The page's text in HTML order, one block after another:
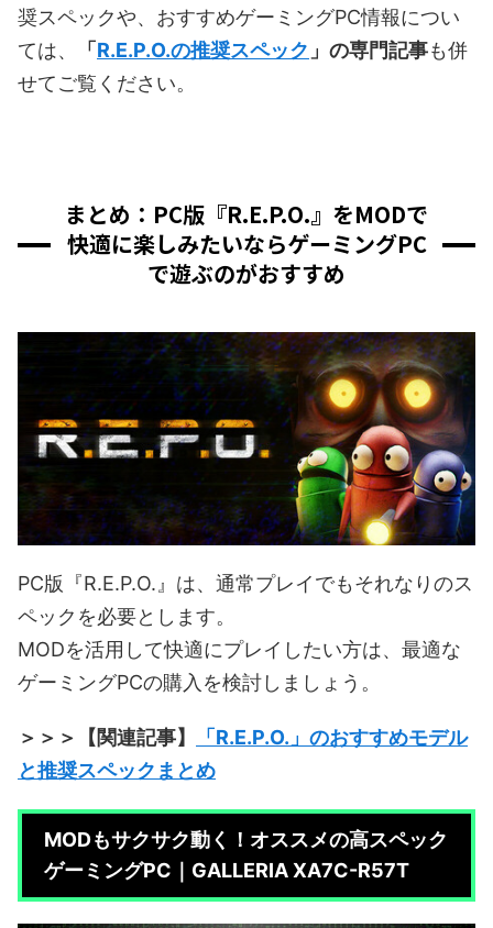
奨スペックや、おすすめゲーミングPC情報につい
ては、
「R.E.P.O.の推奨スペック 」の専門記事も併
せてご覧ください。
まとめ：PC版『R.E.P.O.』をMODで
快適に楽しみたいならゲーミングPC
で遊ぶのがおすすめ
PC版『R.E.P.O.』は、通常プレイでもそれなりのス
ペックを必要とします。
MODを活用して快適にプレイしたい方は、最適な
ゲーミングPCの購入を検討しましょう。
＞＞＞【関連記事】
「R.E.P.O.」のおすすめモデル
と推奨スペックまとめ
MODもサクサク動く！オススメの高スペック
ゲーミングPC｜GALLERIA XA7C-R57T